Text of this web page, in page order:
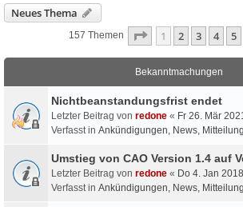
Neues Thema
157 Themen Seite 1Von
1 2 3 4 5
Bekanntmachungen
Nichtbeanstandungs­frist endet
Letzter Beitrag von redone « Fr 26. Mär
Verfasst in Ankündigungen, News,
Umstieg von CAO Version 1.4 auf
Letzter Beitrag von redone « Do 4. Jan
Verfasst in Ankündigungen, News,